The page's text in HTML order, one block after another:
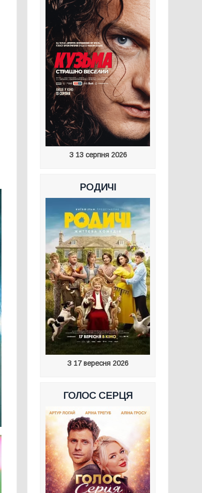
З 13 серпня 2026
РОДИЧІ
З 17 вересня 2026
ГОЛОС СЕРЦЯ